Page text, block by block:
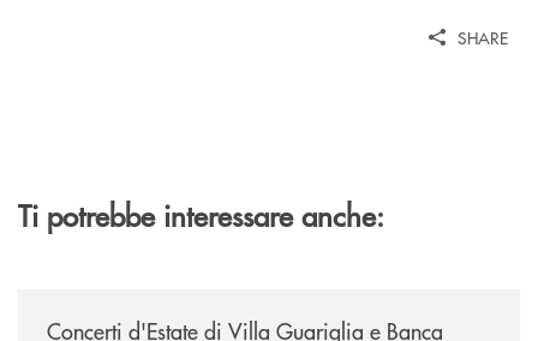
SHARE
Ti potrebbe interessare anche:
Concerti d'Estate di Villa Guariglia e Banca